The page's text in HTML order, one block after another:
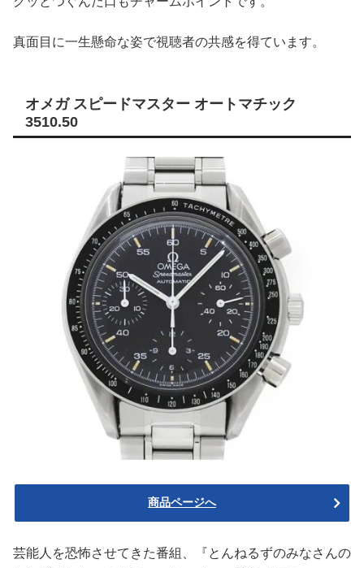
真面目に一生懸命な姿で視聴者の共感を得ています。
オメガ スピードマスター オートマチック
3510.50
商品ページへ
芸能人を恐怖させてきた番組、『とんねるずのみなさんの